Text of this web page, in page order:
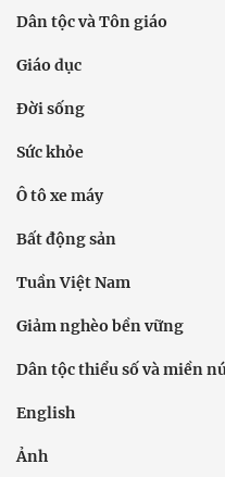
Dân tộc và Tôn giáo
Giáo dục
Đời sống
Sức khỏe
Ô tô xe máy
Bất động sản
Tuần Việt Nam
Giảm nghèo bền vững
Dân tộc thiểu số và miền
English
Ảnh